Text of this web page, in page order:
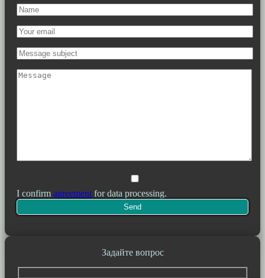
I confirm agreement for data processing.
Задайте вопрос